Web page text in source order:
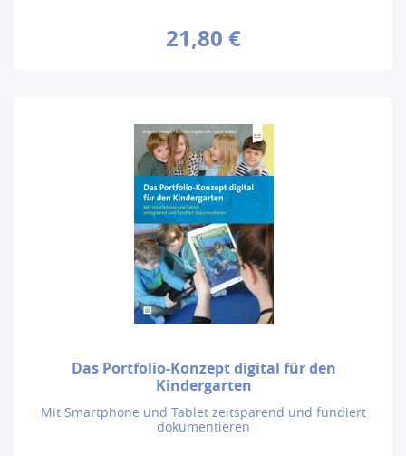
21,80 €
Das Portfolio-Konzept digital für den
Kindergarten
Mit Smartphone und Tablet zeitsparend und fundiert
dokumentieren